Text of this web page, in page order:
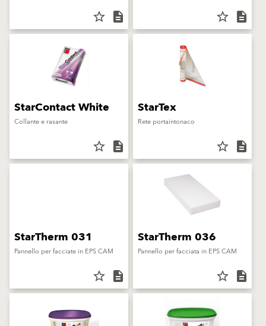
star_border description star_border description
StarContact White
Collante e rasante
star_border description
StarTex
Rete portaintonaco
star_border description
StarTherm 031
Pannello per facciate in EPS CAM
star_border description
StarTherm 036
Pannello per facciata in EPS CAM
star_border description